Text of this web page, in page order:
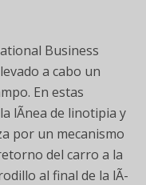
Business
a cabo un
En estas
lÃ­nea de linotipia y
por un mecanismo
del carro a la
al final de la lÃ­